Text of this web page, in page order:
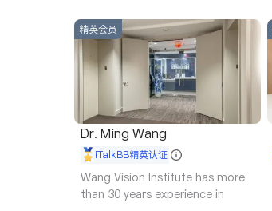
精英会员
Dr. Ming Wang
iTalkBB精英认证
Wang Vision Institute has more
than 30 years experience in